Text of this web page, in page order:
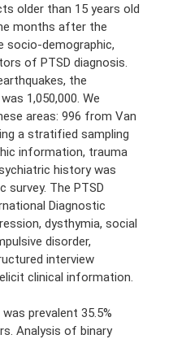
older than 15 years old
months after the
socio-demographic,
of PTSD diagnosis.
the
1,050,000. We
areas: 996 from Van
a stratified sampling
information, trauma
history was
survey. The PTSD
Diagnostic
dysthymia, social
disorder,
interview
clinical information.
prevalent 35.5%
Analysis of binary